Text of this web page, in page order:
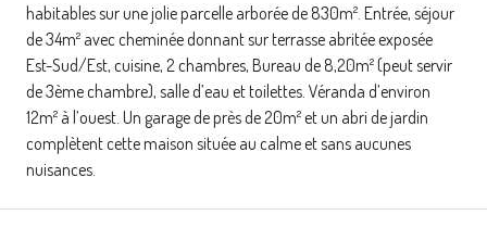
habitables sur une jolie parcelle arborée de 830m². Entrée, séjour
de 34m² avec cheminée donnant sur terrasse abritée exposée
Est-Sud/Est, cuisine, 2 chambres, Bureau de 8,20m² (peut servir
de 3ème chambre), salle d’eau et toilettes. Véranda d’environ
12m² à l’ouest. Un garage de près de 20m² et un abri de jardin
complètent cette maison située au calme et sans aucunes
nuisances.